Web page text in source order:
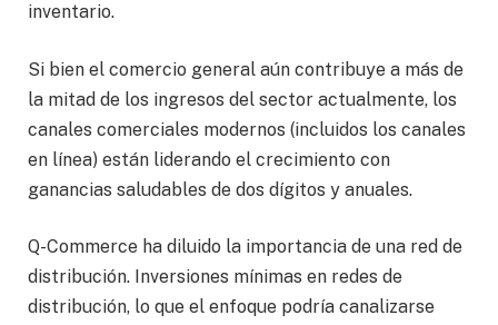
inventario.
Si bien el comercio general aún contribuye a más de
la mitad de los ingresos del sector actualmente, los
canales comerciales modernos (incluidos los canales
en línea) están liderando el crecimiento con
ganancias saludables de dos dígitos y anuales.
Q-Commerce ha diluido la importancia de una red de
distribución. Inversiones mínimas en redes de
distribución, lo que el enfoque podría canalizarse